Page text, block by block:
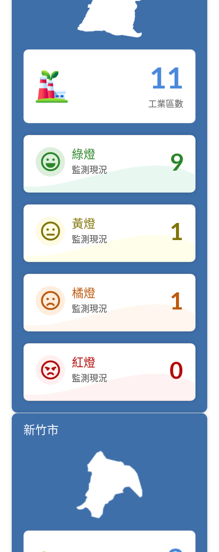
11
工業區數
綠燈
綠燈
監測現況 9
黃燈
黃燈
監測現況 1
橘燈
橘燈
監測現況 1
紅燈
紅燈
監測現況 0
新竹市